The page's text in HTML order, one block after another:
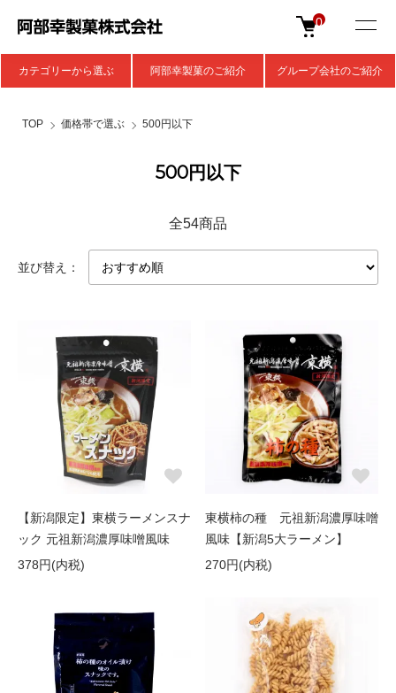
0
カテゴリーから選ぶ 阿部幸製菓のご紹介 グループ会社のご紹介
TOP 価格帯で選ぶ 500円以下
500円以下
全54商品
並び替え：
【新潟限定】東横ラーメンスナ
ック 元祖新潟濃厚味噌風味
378円(内税)
東横柿の種 元祖新潟濃厚味噌
風味【新潟5大ラーメン】
270円(内税)